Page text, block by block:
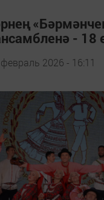
- 18
2026 - 16:11